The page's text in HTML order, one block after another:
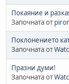
Покаяние и
Започната от
Поклонението
Започната от
Празни думи!
Започната от